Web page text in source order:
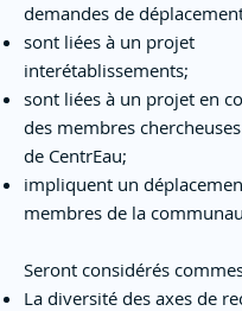
demandes de
sont liées à un projet
interétablissements;
sont liées à un projet en
des membres
de CentrEau;
impliquent un
membres de la
Seront considérés
La diversité des axes de